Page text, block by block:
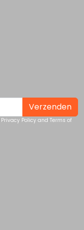
Verzenden
Privacy Policy and Terms of